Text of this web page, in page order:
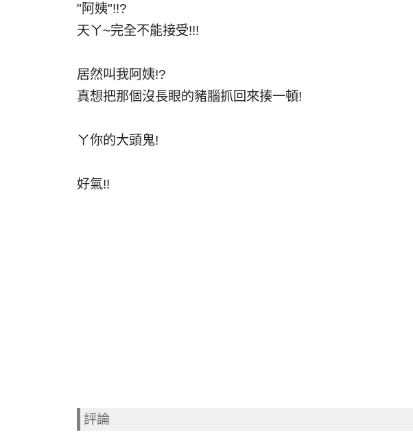
"阿姨"!!?
天ㄚ~完全不能接受!!!
居然叫我阿姨!?
真想把那個沒長眼的豬腦抓回來揍一頓!
ㄚ你的大頭鬼!
好氣!!
評論